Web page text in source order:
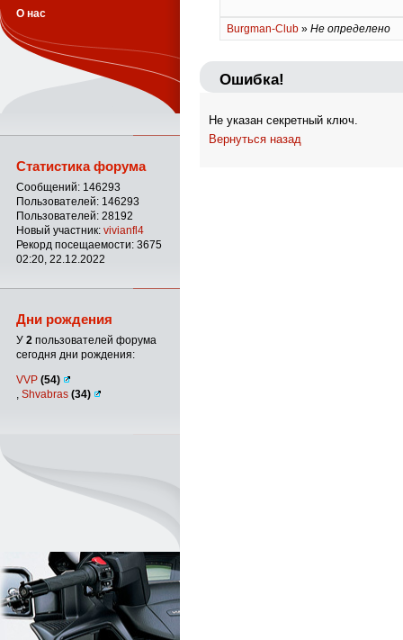
Burgman-Club » Не определено
Ошибка!
Не указан секретный ключ.
Вернуться назад
О нас
Статистика форума
Сообщений: 146293
Пользователей: 146293
Пользователей: 28192
Новый участник: vivianfl4
Рекорд посещаемости: 3675
02:20, 22.12.2022
Дни рождения
У 2 пользователей форума
сегодня дни рождения:
VVP (54)
Shvabras (34)